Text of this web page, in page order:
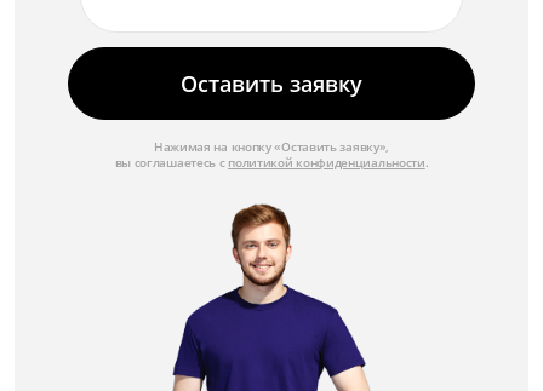
Замена звуковой системы
от 3 000 ₽
Замена видеопроцессора
Оставить заявку
Нажимая на кнопку «Оставить заявку»,
вы соглашаетесь с политикой конфиденциальности.